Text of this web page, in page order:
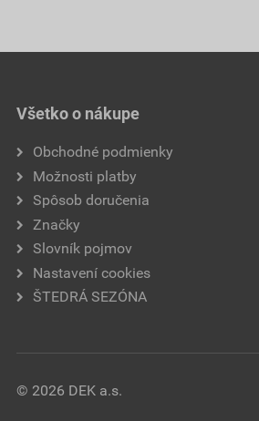
Všetko o nákupe
Obchodné podmienky
Možnosti platby
Spôsob doručenia
Značky
Slovník pojmov
Nastavení cookies
ŠTEDRÁ SEZÓNA
© 2026 DEK a.s.